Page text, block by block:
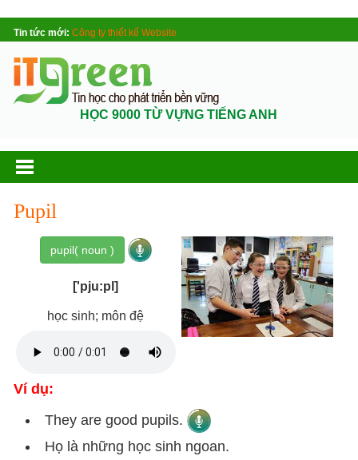
Tin tức mới: Công ty thiết kế Website
HỌC 9000 TỪ VỰNG TIẾNG ANH
Pupil
pupil( noun )
['pju:pl]
học sinh; môn đệ
Ví dụ:
They are good pupils.
Họ là những học sinh ngoan.